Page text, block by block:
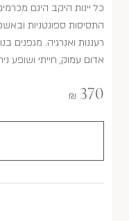
כל יינות היקב הינם
התסיסות ספונטניות
אדום עמוק, חייתי ושופע
370
₪